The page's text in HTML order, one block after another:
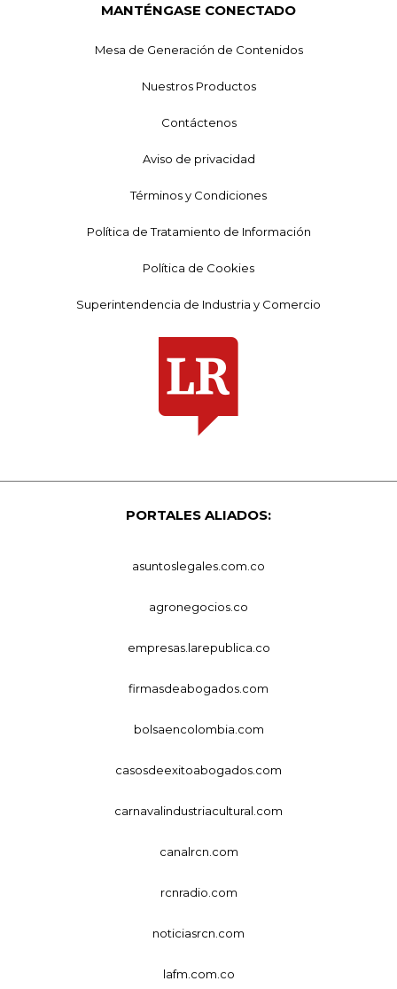
MANTÉNGASE CONECTADO
Mesa de Generación de Contenidos
Nuestros Productos
Contáctenos
Aviso de privacidad
Términos y Condiciones
Política de Tratamiento de Información
Política de Cookies
Superintendencia de Industria y Comercio
PORTALES ALIADOS:
asuntoslegales.com.co
agronegocios.co
empresas.larepublica.co
firmasdeabogados.com
bolsaencolombia.com
casosdeexitoabogados.com
carnavalindustriacultural.com
canalrcn.com
rcnradio.com
noticiasrcn.com
lafm.com.co